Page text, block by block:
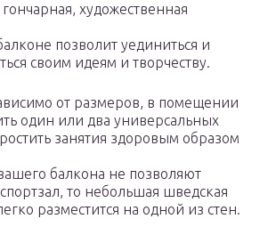
художественная
позволит уединиться и
своим идеям и творчеству.
от размеров, в помещении
один или два универсальных
занятия здоровым образом
балкона не позволяют
то небольшая шведская
разместится на одной из стен.